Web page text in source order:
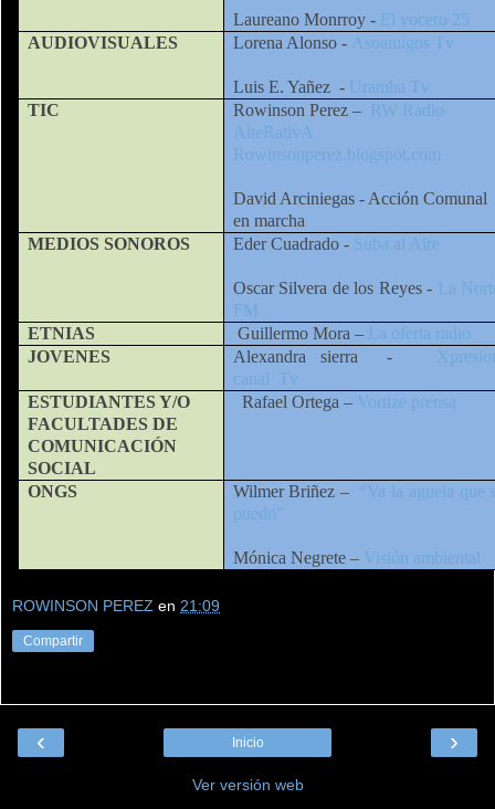
Laureano Monrroy - El vocero 25
AUDIOVISUALES
Lorena Alonso - Asoamigos Tv
Luis E. Yañez - Uramba Tv
TIC
Rowinson Perez – RW Radio
AlteRativA
Rowinsonperez.blogspot.com
David Arciniegas - Acción Comunal
en marcha
MEDIOS SONOROS
Eder Cuadrado - Suba al Aire
Oscar Silvera de los Reyes - La
FM
ETNIAS
Guillermo Mora – La oferta radio
JOVENES
Alexandra sierra -
canal Tv
ESTUDIANTES Y/O
FACULTADES DE
COMUNICACIÓN
SOCIAL
Rafael Ortega – Vortize prensa
ONGS Wilmer Briñez – “Va la aguela que
puedo"
Mónica Negrete – Visión ambiental
ROWINSON PEREZ en 21:09
Compartir
‹ ›
Inicio
Ver versión web